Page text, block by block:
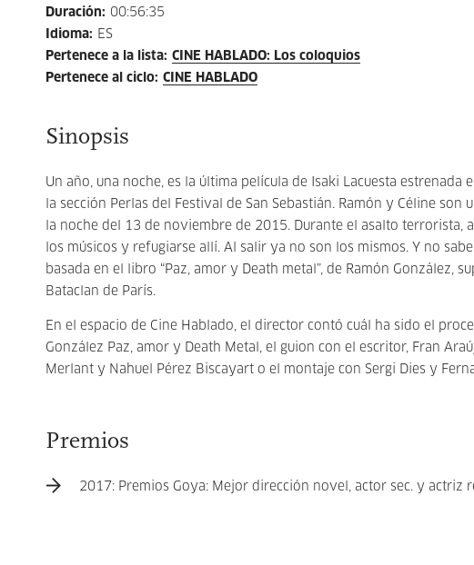
Duración: 00:56:35
Idioma: ES
Pertenece a la lista: CINE HABLADO: Los coloquios
Pertenece al ciclo: CINE HABLADO
Sinopsis
Un año, una noche, es la última película de Isaki Lacuesta
la sección Perlas del Festival de San Sebastián. Ramón y Céline
la noche del 13 de noviembre de 2015. Durante el asalto
los músicos y refugiarse allí. Al salir ya no son los mismos. Y no
basada en el libro “Paz, amor y Death metal”, de Ramón
Bataclan de París.
En el espacio de Cine Hablado, el director contó cuál ha sido el
González Paz, amor y Death Metal, el guion con el escritor, Fran
Merlant y Nahuel Pérez Biscayart o el montaje con Sergi Dies y
Premios
2017: Premios Goya: Mejor dirección novel, actor sec. y actriz